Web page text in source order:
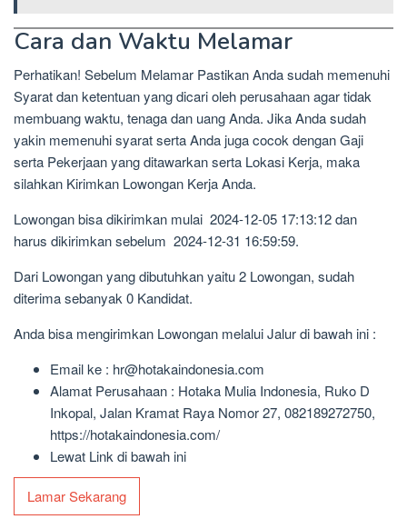
Cara dan Waktu Melamar
Perhatikan! Sebelum Melamar Pastikan Anda sudah memenuhi
Syarat dan ketentuan yang dicari oleh perusahaan agar tidak
membuang waktu, tenaga dan uang Anda. Jika Anda sudah
yakin memenuhi syarat serta Anda juga cocok dengan Gaji
serta Pekerjaan yang ditawarkan serta Lokasi Kerja, maka
silahkan Kirimkan Lowongan Kerja Anda.
Lowongan bisa dikirimkan mulai 2024-12-05 17:13:12 dan
harus dikirimkan sebelum 2024-12-31 16:59:59.
Dari Lowongan yang dibutuhkan yaitu 2 Lowongan, sudah
diterima sebanyak 0 Kandidat.
Anda bisa mengirimkan Lowongan melalui Jalur di bawah ini :
Email ke : hr@hotakaindonesia.com
Alamat Perusahaan : Hotaka Mulia Indonesia, Ruko D
Inkopal, Jalan Kramat Raya Nomor 27, 082189272750,
https://hotakaindonesia.com/
Lewat Link di bawah ini
Lamar Sekarang